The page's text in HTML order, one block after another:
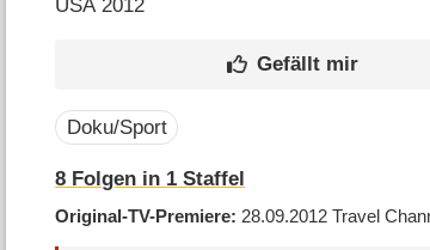
USA 2012
Doku/Sport
8 Folgen in 1 Staffel
Original-TV-Premiere 28.09.2012Travel